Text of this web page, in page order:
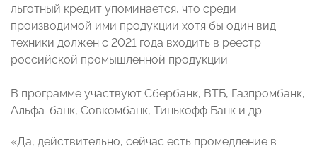
льготный кредит упоминается, что среди
производимой ими продукции хотя бы один вид
техники должен с 2021 года входить в реестр
российской промышленной продукции.
В программе участвуют Сбербанк, ВТБ, Газпромбанк,
Альфа-банк, Совкомбанк, Тинькофф Банк и др.
«Да, действительно, сейчас есть промедление в